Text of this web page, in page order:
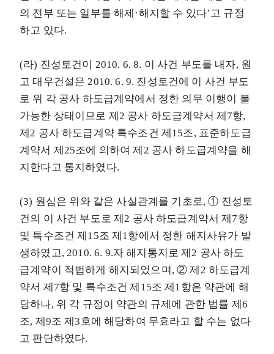
의 전부 또는 일부를 해제·해지할 수 있다’고 규정
하고 있다.
(라) 진성토건이 2010. 6. 8. 이 사건 부도를 내자, 원
고 대우건설은 2010. 6. 9. 진성토건에 이 사건 부도
로 위 각 공사 하도급계약에서 정한 의무 이행이 불
가능한 상태이므로 제2 공사 하도급계약서 제7항,
제2 공사 하도급계약 특수조건 제15조, 표준하도급
계약서 제25조에 의하여 제2 공사 하도급계약을 해
지한다고 통지하였다.
(3) 원심은 위와 같은 사실관계를 기초로, ① 진성토
건의 이 사건 부도로 제2 공사 하도급계약서 제7항
및 특수조건 제15조 제1항에서 정한 해지사유가 발
생하였고, 2010. 6. 9.자 해지통지로 제2 공사 하도
급계약이 적법하게 해지되었으며, ② 제2 하도급계
약서 제7항 및 특수조건 제15조 제1항은 약관에 해
당하나, 위 각 규정이 약관의 규제에 관한 법률 제6
조, 제9조 제3호에 해당하여 무효라고 할 수는 없다
고 판단하였다.